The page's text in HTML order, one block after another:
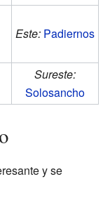
Este: Padiernos
Sureste:
Solosancho
y se